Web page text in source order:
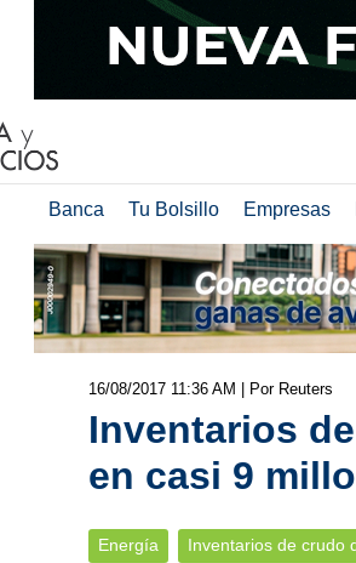
Banca Tu Bolsillo Empresas
16/08/2017 11:36 AM | Por Reuters
Inventarios
en casi 9
Energía Inventarios de crudo